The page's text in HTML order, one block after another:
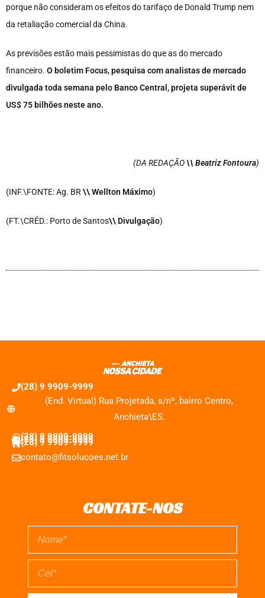
porque não consideram os efeitos do tarifaço de Donald Trump nem
da retaliação comercial da China.
As previsões estão mais pessimistas do que as do mercado
financeiro. O boletim Focus, pesquisa com analistas de mercado
divulgada toda semana pelo Banco Central, projeta superávit de
US$ 75 bilhões neste ano.
(DA REDAÇÃO \\ Beatriz Fontoura)
(INF.\FONTE: Ag. BR\\ Wellton Máximo)
(FT.\CRÉD.: Porto de Santos\\ Divulgação)
(28) 9 9909-9999
(End. Virtual) Rua Projetada, s/nº, bairro Centro,
Anchieta\ES.
(28) 9 9909-9999
(28) 9 9909-9999
(28) 9 9909-9999
contato@fitsolucoes.net.br
CONTATE-NOS